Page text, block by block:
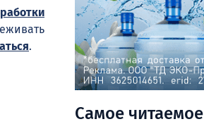
.
Самое читаемое